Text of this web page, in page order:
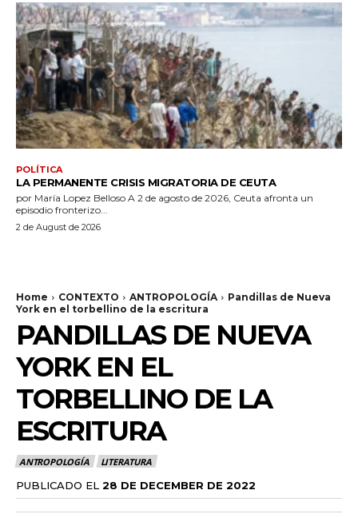
POLÍTICA
LA PERMANENTE CRISIS MIGRATORIA DE CEUTA
por María Lopez Belloso A 2 de agosto de 2026, Ceuta afronta un
episodio fronterizo...
2 de August de 2026